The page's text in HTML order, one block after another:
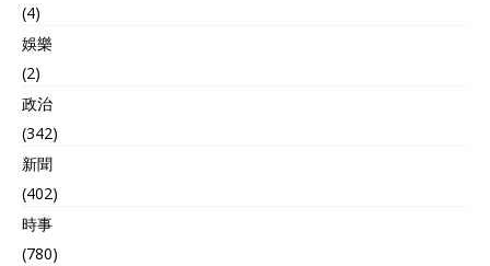
(4)
娛樂
(2)
政治
(342)
新聞
(402)
時事
(780)